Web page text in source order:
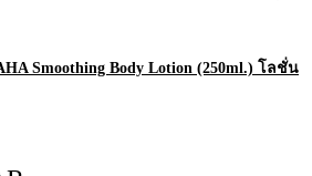
Smoothing Body Lotion (250ml.) โลชั่น